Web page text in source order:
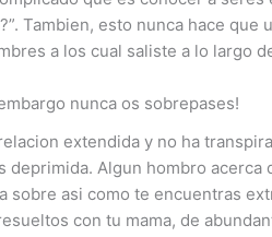
Tambien, esto nunca hace
a los cual saliste a lo largo
nunca os sobrepases!
extendida y no ha
Algun hombro
asi­ como te encuentras
con tu mama, de